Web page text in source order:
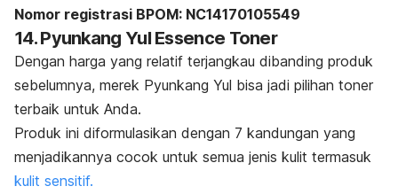
Nomor registrasi BPOM: NC14170105549
14. Pyunkang Yul Essence Toner
Dengan harga yang relatif terjangkau dibanding produk
sebelumnya, merek Pyunkang Yul bisa jadi pilihan toner
terbaik untuk Anda.
Produk ini diformulasikan dengan 7 kandungan yang
menjadikannya cocok untuk semua jenis kulit termasuk
kulit sensitif.